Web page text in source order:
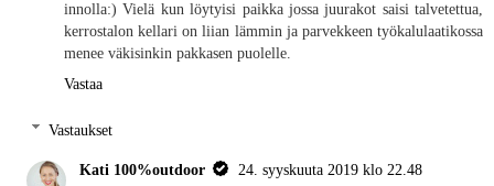
innolla:) Vielä kun löytyisi paikka jossa juurakot saisi talvetettua,
kerrostalon kellari on liian lämmin ja parvekkeen työkalulaatikossa
menee väkisinkin pakkasen puolelle.
Vastaa
Vastaukset
Kati 100%outdoor
24. syyskuuta 2019 klo 22.48